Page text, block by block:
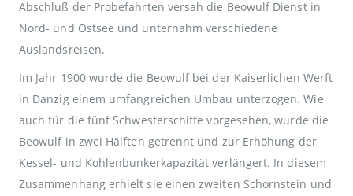
Abschluß der Probefahrten versah die Beowulf Dienst in
Nord- und Ostsee und unternahm verschiedene
Auslandsreisen.
Im Jahr 1900 wurde die Beowulf bei der Kaiserlichen Werft
in Danzig einem umfangreichen Umbau unterzogen. Wie
auch für die fünf Schwesterschiffe vorgesehen, wurde die
Beowulf in zwei Hälften getrennt und zur Erhöhung der
Kessel- und Kohlenbunkerkapazität verlängert. In diesem
Zusammenhang erhielt sie einen zweiten Schornstein und